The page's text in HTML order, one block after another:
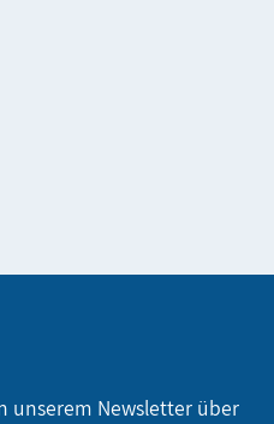
unserem Newsletter über